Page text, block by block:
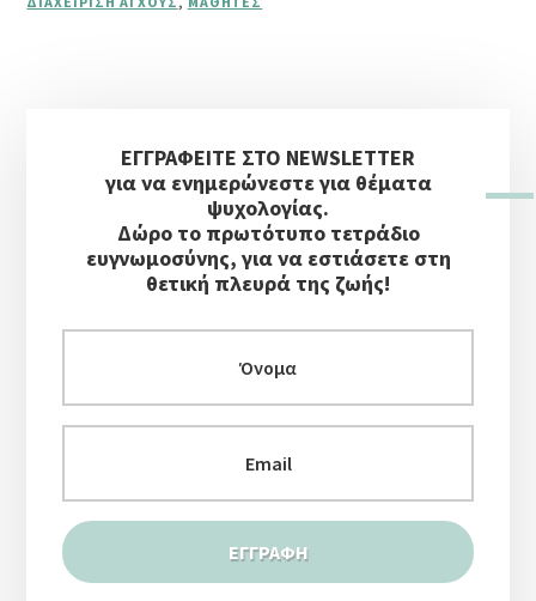
ΠλευρικήΕΓΓΡΑΦΕΙΤΕ ΣΤΟ NEWSLETTER
για να ενημερώνεστε για θέματα
ψυχολογίας.
Δώρο το πρωτότυπο τετράδιο
ευγνωμοσύνης, για να εστιάσετε στη
θετική πλευρά της ζωής!